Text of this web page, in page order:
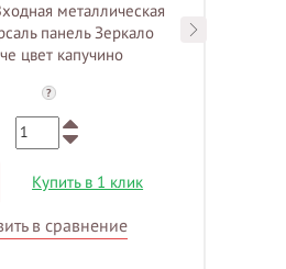
металлическая
панель Зеркало
цвет капучино
?
Купить в 1 клик
в сравнение